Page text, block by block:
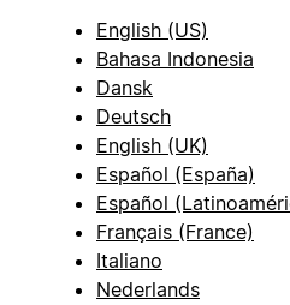
English (US)
Bahasa Indonesia
Dansk
Deutsch
English (UK)
Español (España)
Español
Français (France)
Italiano
Nederlands